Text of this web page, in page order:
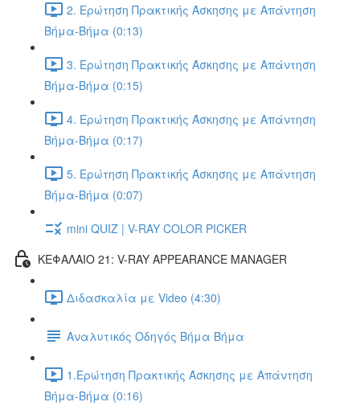
2. Ερώτηση Πρακτικής Άσκησης με Απάντηση
Βήμα-Βήμα (0:13)
3. Ερώτηση Πρακτικής Άσκησης με Απάντηση
Βήμα-Βήμα (0:15)
4. Ερώτηση Πρακτικής Άσκησης με Απάντηση
Βήμα-Βήμα (0:17)
5. Ερώτηση Πρακτικής Άσκησης με Απάντηση
Βήμα-Βήμα (0:07)
mini QUIZ | V-RAY COLOR PICKER
ΚΕΦΑΛΑΙΟ 21: V-RAY APPEARANCE MANAGER
Διδασκαλία με Video (4:30)
Αναλυτικός Οδηγός Βήμα Βήμα
1.Ερώτηση Πρακτικής Άσκησης με Απάντηση
Βήμα-Βήμα (0:16)